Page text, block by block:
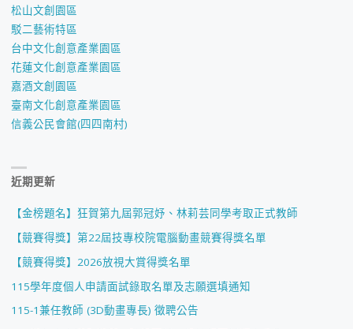
松山文創園區
駁二藝術特區
台中文化創意產業園區
花蓮文化創意產業園區
嘉酒文創園區
臺南文化創意產業園區
信義公民會館(四四南村)
近期更新
【金榜題名】狂賀第九屆郭冠妤、林莉芸同學考取正式教師
【競賽得獎】第22屆技專校院電腦動畫競賽得獎名單
【競賽得獎】2026放視大賞得獎名單
115學年度個人申請面試錄取名單及志願選填通知
115-1兼任教師 (3D動畫專長) 徵聘公告